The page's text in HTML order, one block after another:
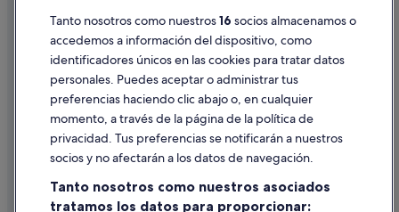
Pautas sobre el contenido y cómo denunciar contenido
Ayuda
Cancelar un vuelo
Cancelar una reserva de hotel o de un alquiler vacacional
Utilizar un cupón de Expedia
Tanto nosotros como nuestros16 socios almacenamos o
accedemos a información del dispositivo, como
identificadores únicos en las cookies para tratar datos
personales. Puedes aceptar o administrar tus
preferencias haciendo clic abajo o, en cualquier
momento, a través de la página de la política de
privacidad. Tus preferencias se notificarán a nuestros
socios y no afectarán a los datos de navegación.
Tanto nosotros como nuestros asociados
tratamos los datos para proporcionar: